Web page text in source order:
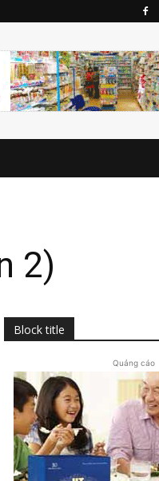
2)
Block title
Quảng cáo